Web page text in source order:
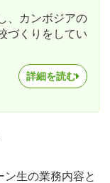
、カンボジアの
づくりをしてい
詳細を読む
生の業務内容と